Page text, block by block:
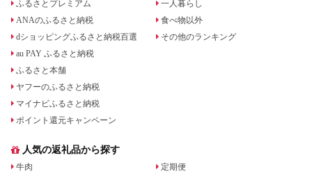
ふるさとプレミアム
ANAのふるさと納税
dショッピングふるさと納税百選
au PAY ふるさと納税
ふるさと本舗
ヤフーのふるさと納税
マイナビふるさと納税
ポイント還元キャンペーン
一人暮らし
食べ物以外
その他のランキング
人気の返礼品から探す
牛肉
定期便